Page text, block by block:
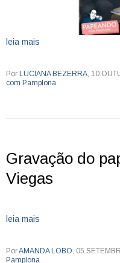
leia mais
Por LUCIANA BEZERRA,
com Pamplona
Gravação do
Viegas
leia mais
PorAMANDA LOBO,
Pamplona